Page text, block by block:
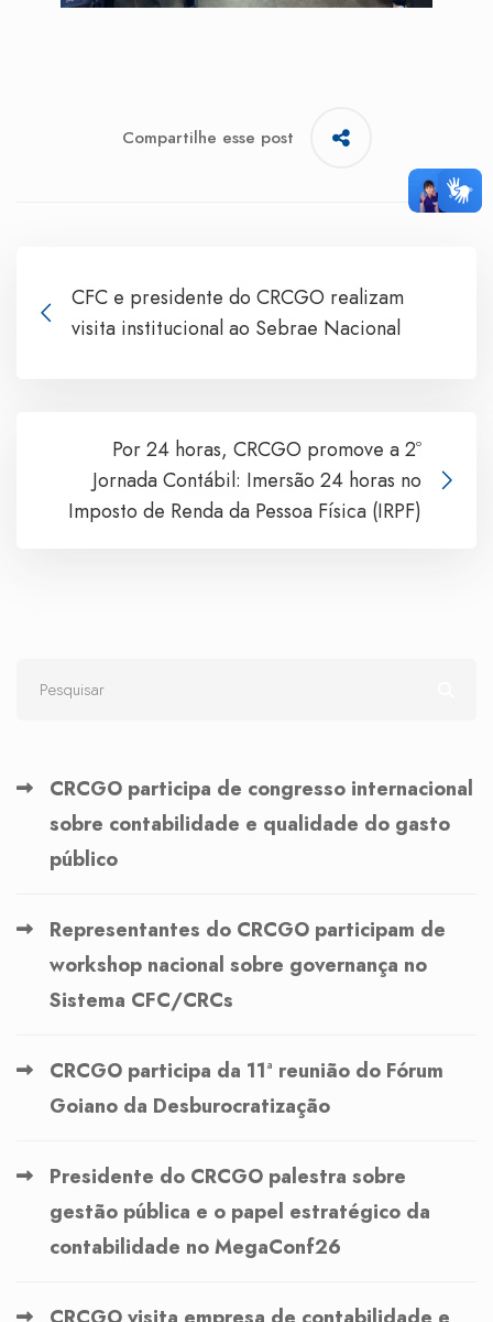
Compartilhe esse post
CFC e presidente do CRCGO realizam
visita institucional ao Sebrae Nacional
Por 24 horas, CRCGO promove a 2º
Jornada Contábil: Imersão 24 horas no
Imposto de Renda da Pessoa Física (IRPF)
CRCGO participa de congresso internacional
sobre contabilidade e qualidade do gasto
público
Representantes do CRCGO participam de
workshop nacional sobre governança no
Sistema CFC/CRCs
CRCGO participa da 11ª reunião do Fórum
Goiano da Desburocratização
Presidente do CRCGO palestra sobre
gestão pública e o papel estratégico da
contabilidade no MegaConf26